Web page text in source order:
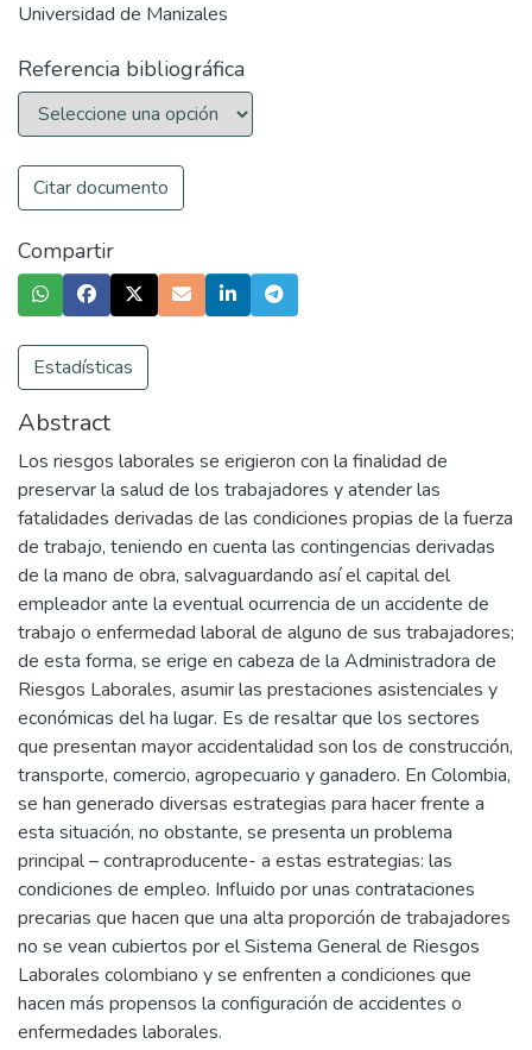
Universidad de Manizales
Referencia bibliográfica
Citar documento
Compartir
Estadísticas
Abstract
Los riesgos laborales se erigieron con la finalidad de
preservar la salud de los trabajadores y atender las
fatalidades derivadas de las condiciones propias de la fuerza
de trabajo, teniendo en cuenta las contingencias derivadas
de la mano de obra, salvaguardando así el capital del
empleador ante la eventual ocurrencia de un accidente de
trabajo o enfermedad laboral de alguno de sus trabajadores;
de esta forma, se erige en cabeza de la Administradora de
Riesgos Laborales, asumir las prestaciones asistenciales y
económicas del ha lugar. Es de resaltar que los sectores
que presentan mayor accidentalidad son los de construcción,
transporte, comercio, agropecuario y ganadero. En Colombia,
se han generado diversas estrategias para hacer frente a
esta situación, no obstante, se presenta un problema
principal – contraproducente- a estas estrategias: las
condiciones de empleo. Influido por unas contrataciones
precarias que hacen que una alta proporción de trabajadores
no se vean cubiertos por el Sistema General de Riesgos
Laborales colombiano y se enfrenten a condiciones que
hacen más propensos la configuración de accidentes o
enfermedades laborales.